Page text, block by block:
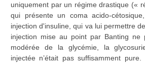
uniquement par un régime drastique («
qui présente un coma acido-
injection d'insuline, qui va lui permettre
injection mise au point par Banting ne
modérée de la glycémie, la
injectée n’était pas suffisamment